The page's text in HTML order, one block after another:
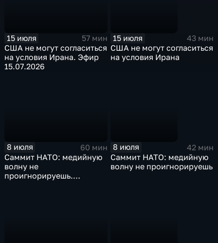
15 июля
57 мин
США не могут согласиться
на условия Ирана. Эфир
15.07.2026
15 июля
43 мин
США не могут согласиться
на условия Ирана
8 июля
60 мин
Саммит НАТО: медийную
волну не
проигнорируешь.
8 июля
42 мин
Саммит НАТО: медийную
волну не проигнорируешь